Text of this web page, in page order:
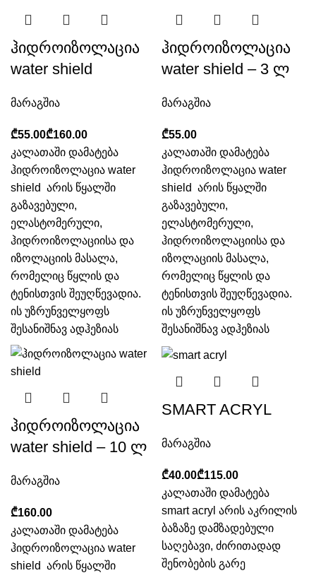
ჰიდროიზოლაცია
water shield
მარაგშია
₾
₾
კალათაში დამატება
ჰიდროიზოლაცია water
shield არის წყალში
გაზავებული,
ელასტომერული,
ჰიდროიზოლაციისა და
იზოლაციის მასალა,
რომელიც წყლის და
ტენისთვის შეუღწევადია.
ის უზრუნველყოფს
შესანიშნავ ადჰეზიას
ჰიდროიზოლაცია
water shield – 3 ლ
მარაგშია
₾
კალათაში დამატება
ჰიდროიზოლაცია water
shield არის წყალში
გაზავებული,
ელასტომერული,
ჰიდროიზოლაციისა და
იზოლაციის მასალა,
რომელიც წყლის და
ტენისთვის შეუღწევადია.
ის უზრუნველყოფს
შესანიშნავ ადჰეზიას
ჰიდროიზოლაცია
water shield – 10 ლ
მარაგშია
₾
კალათაში დამატება
ჰიდროიზოლაცია water
shield არის წყალში
SMART ACRYL
მარაგშია
₾
₾
კალათაში დამატება
smart acryl არის აკრილის
ბაზაზე დამზადებული
საღებავი, ძირითადად
შენობების გარე